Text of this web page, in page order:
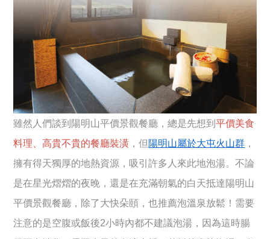
雖然人們談到陽明山平價景觀餐廳，總是先想到平價美食
料理、高貴不貴的餐廳裝潢 ，但 陽明山屬於大屯火山群 ，
擁有得天獨厚的地熱資源，吸引許多人來此地泡湯。不論
是在星光熠熠的夜晚，還是在充滿朝氣的白天抵達陽明山
平價景觀餐廳，除了大快朵頤，也推薦泡溫泉放鬆！需要
注意的是空腹或飯後2小時內都不建議泡湯，因為這時腸